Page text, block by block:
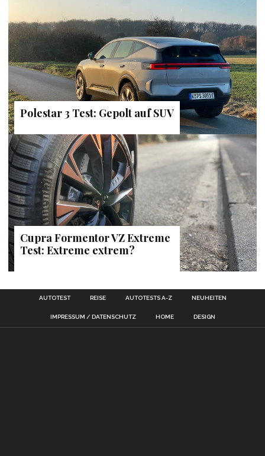
Polestar 3 Test: Gepolt auf SUV
Cupra Formentor VZ Extreme
Test: Extreme extrem?
AUTOTEST REISE AUTOTESTS A-Z NEUHEITEN
IMPRESSUM / DATENSCHUTZ HOME DESIGN